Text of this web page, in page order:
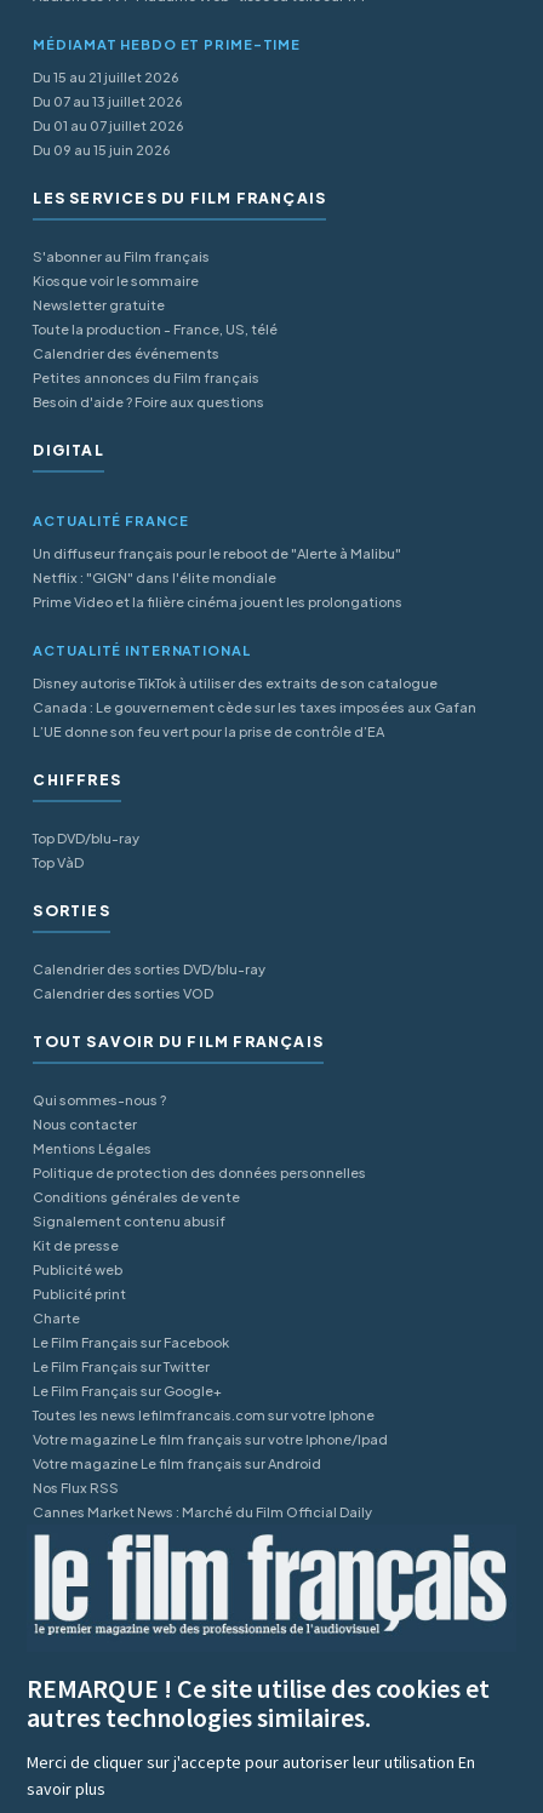
MÉDIAMAT HEBDO ET PRIME-TIME
Du 15 au 21 juillet 2026
Du 07 au 13 juillet 2026
Du 01 au 07 juillet 2026
Du 09 au 15 juin 2026
LES SERVICES DU FILM FRANÇAIS
S'abonner au Film français
Kiosque voir le sommaire
Newsletter gratuite
Toute la production - France, US, télé
Calendrier des événements
Petites annonces du Film français
Besoin d'aide ? Foire aux questions
DIGITAL
ACTUALITÉ FRANCE
Un diffuseur français pour le reboot de "Alerte à Malibu"
Netflix : "GIGN" dans l'élite mondiale
Prime Video et la filière cinéma jouent les prolongations
ACTUALITÉ INTERNATIONAL
Disney autorise TikTok à utiliser des extraits de son catalogue
Canada : Le gouvernement cède sur les taxes imposées aux Gafan
L’UE donne son feu vert pour la prise de contrôle d’EA
CHIFFRES
Top DVD/blu-ray
Top VàD
SORTIES
Calendrier des sorties DVD/blu-ray
Calendrier des sorties VOD
TOUT SAVOIR DU FILM FRANÇAIS
Qui sommes-nous ?
Nous contacter
Mentions Légales
Politique de protection des données personnelles
Conditions générales de vente
Signalement contenu abusif
Kit de presse
Publicité web
Publicité print
Charte
Le Film Français sur Facebook
Le Film Français sur Twitter
Le Film Français sur Google+
Toutes les news lefilmfrancais.com sur votre Iphone
Votre magazine Le film français sur votre Iphone/Ipad
Votre magazine Le film français sur Android
Nos Flux RSS
Cannes Market News : Marché du Film Official Daily
REMARQUE ! Ce site utilise des cookies et
autres technologies similaires.
Merci de cliquer sur j'accepte pour autoriser leur utilisationEn
savoir plus